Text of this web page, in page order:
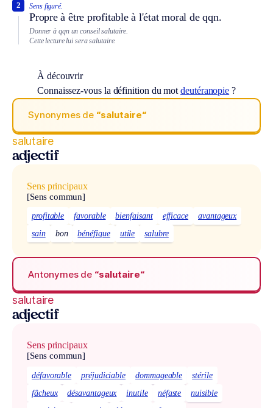
Sens figuré.
Propre à être profitable à l'état moral de qqn.
2
Donner à qqn un conseil salutaire.
Cette lecture lui sera salutaire.
À découvrir
Connaissez-vous la définition du motdeutéranopie ?
Synonymes de “salutaire“
salutaire
adjectif
Sens principaux
[Sens commun]
profitable favorable bienfaisant efficace
avantageux
sain
bon bénéfique utile salubre
Antonymes de “salutaire“
salutaire
adjectif
Sens principaux
[Sens commun]
défavorable préjudiciable dommageable
stérile
fâcheux
désavantageux inutile néfaste
nuisible